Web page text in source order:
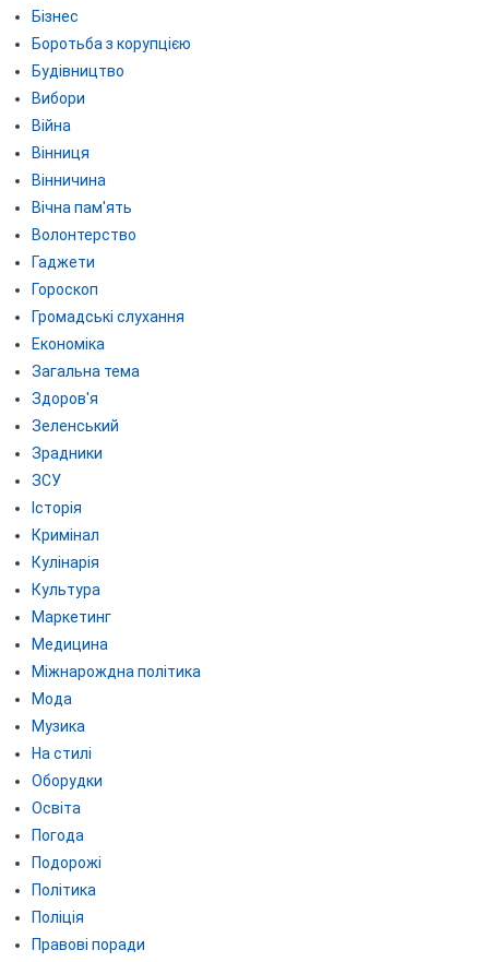
Бізнес
Боротьба з корупцією
Будівництво
Вибори
Війна
Вінниця
Вінничина
Вічна пам'ять
Волонтерство
Гаджети
Гороскоп
Громадські слухання
Економіка
Загальна тема
Здоров'я
Зеленський
Зрадники
ЗСУ
Історія
Кримінал
Кулінарія
Культура
Маркетинг
Медицина
Міжнарождна політика
Мода
Музика
На стилі
Оборудки
Освіта
Погода
Подорожі
Політика
Поліція
Правові поради